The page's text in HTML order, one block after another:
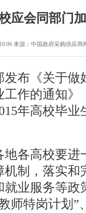
应会同部门
来源： 中国政府采购供应商
布《关于做
作的通知》
年高校毕
各高校要进
制，落实和
业服务等政
师特岗计划”